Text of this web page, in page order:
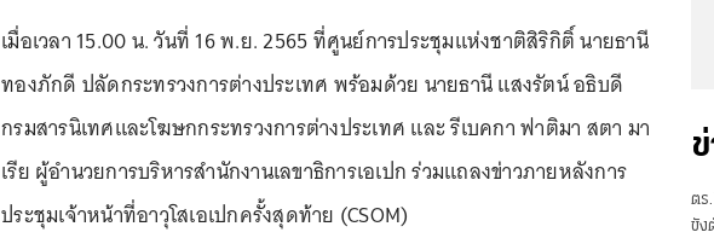
เมื่อเวลา 15.00 น. วันที่ 16 พ.ย. 2565 ที่ศูนย์การประชุมแห่งชาติสิริกิติ์ นายธานี
ทองภักดี ปลัดกระทรวงการต่างประเทศ พร้อมด้วย นายธานี แสงรัตน์ อธิบดี
กรมสารนิเทศและโฆษกกระทรวงการต่างประเทศ และ รีเบคกา ฟาติมา สตา มา
เรีย ผู้อำนวยการบริหารสำนักงานเลขาธิการเอเปก ร่วมแถลงข่าวภายหลังการ
ประชุมเจ้าหน้าที่อาวุโสเอเปกครั้งสุดท้าย (CSOM)
ตร
ขัง